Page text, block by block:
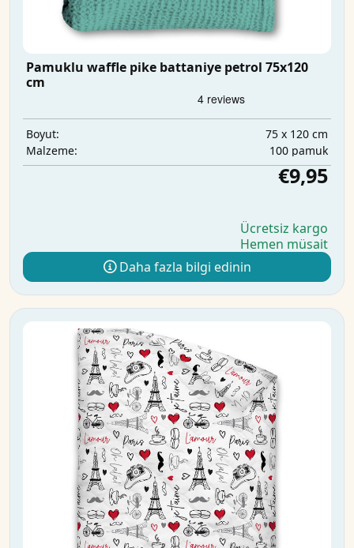
Pamuklu waffle pike battaniye petrol 75x120
cm
Boyut:
75 x 120 cm
Malzeme:
100 pamuk
€9,95
Ücretsiz kargo
Hemen müsait
Daha fazla bilgi edinin